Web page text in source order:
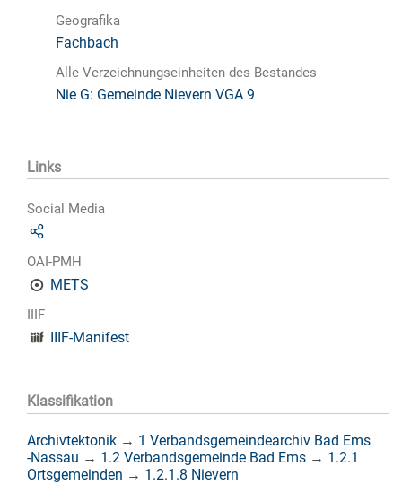
Geografika
Fachbach
Alle Verzeichnungseinheiten des Bestandes
Nie G: Gemeinde Nievern VGA 9
Links
Social Media
OAI-PMH
METS
IIIF
IIIF-Manifest
Klassifikation
Archivtektonik → 1 Verbandsgemeindearchiv Bad Ems
-Nassau → 1.2 Verbandsgemeinde Bad Ems → 1.2.1
Ortsgemeinden → 1.2.1.8 Nievern